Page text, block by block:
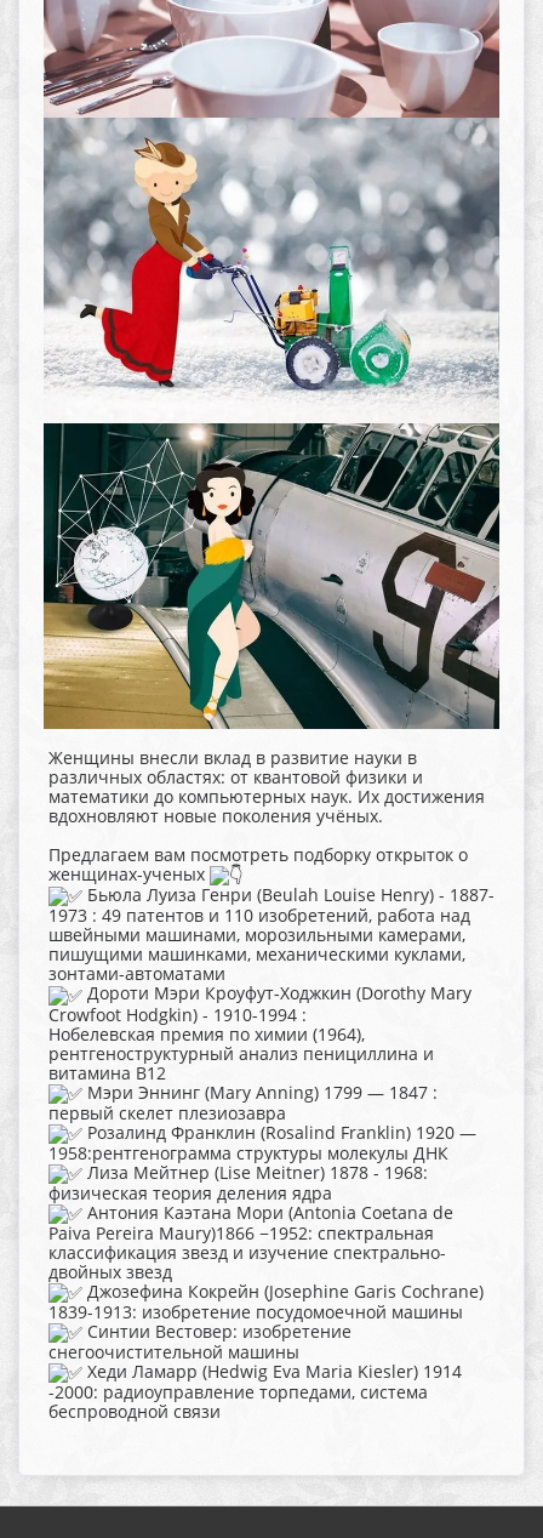
Женщины внесли вклад в развитие науки в
различных областях: от квантовой физики и
математики до компьютерных наук. Их достижения
вдохновляют новые поколения учёных.
Предлагаем вам посмотреть подборку открыток о
женщинах-ученых
Бьюла Луиза Генри (Beulah Louise Henry) - 1887-
1973 : 49 патентов и 110 изобретений, работа над
швейными машинами, морозильными камерами,
пишущими машинками, механическими куклами,
зонтами-автоматами
Дороти Мэри Кроуфут-Ходжкин (Dorothy Mary
Crowfoot Hodgkin) - 1910-1994 :
Нобелевская премия по химии (1964),
рентгеноструктурный анализ пенициллина и
витамина B12
Мэри Эннинг (Mary Anning) 1799 — 1847 :
первый скелет плезиозавра
Розалинд Франклин (Rosalind Franklin) 1920 —
1958:рентгенограмма структуры молекулы ДНК
Лиза Мейтнер (Lise Meitner) 1878 - 1968:
физическая теория деления ядра
Антония Каэтана Мори (Antonia Coetana de
Paiva Pereira Maury)1866 −1952: спектральная
классификация звезд и изучение спектрально-
двойных звезд
Джозефина Кокрейн (Josephine Garis Cochrane)
1839-1913: изобретение посудомоечной машины
Синтии Вестовер: изобретение
снегоочистительной машины
Хеди Ламарр (Hedwig Eva Maria Kiesler) 1914
-2000: радиоуправление торпедами, система
беспроводной связи